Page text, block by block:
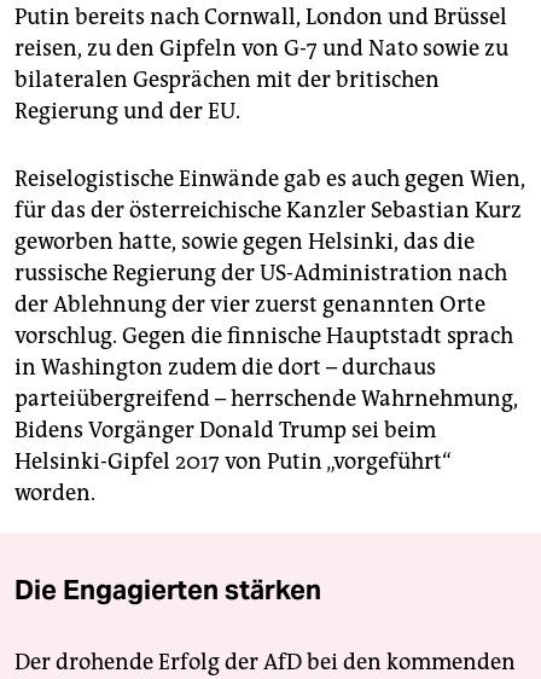
Putin bereits nach Cornwall, London und Brüssel
reisen, zu den Gipfeln von G-7 und Nato sowie zu
bilateralen Gesprächen mit der britischen
Regierung und der EU.
Reiselogistische Einwände gab es auch gegen Wien,
für das der österreichische Kanzler Sebastian Kurz
geworben hatte, sowie gegen Helsinki, das die
russische Regierung der US-Administration nach
der Ablehnung der vier zuerst genannten Orte
vorschlug. Gegen die finnische Hauptstadt sprach
in Washington zudem die dort – durchaus
parteiübergreifend – herrschende Wahrnehmung,
Bidens Vorgänger Donald Trump sei beim
Helsinki-Gipfel 2017 von Putin „vorgeführt“
worden.
Die Engagierten stärken
Der drohende Erfolg der AfD bei den kommenden